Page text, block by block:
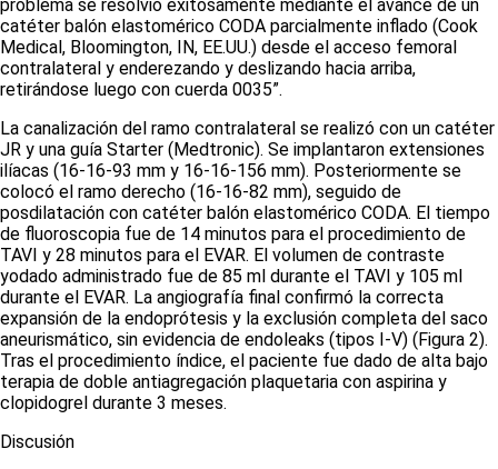
problema se resolvió exitosamente mediante el avance de un
catéter balón elastomérico CODA parcialmente inflado (Cook
Medical, Bloomington, IN, EE.UU.) desde el acceso femoral
contralateral y enderezando y deslizando hacia arriba,
retirándose luego con cuerda 0035”.
La canalización del ramo contralateral se realizó con un catéter
JR y una guía Starter (Medtronic). Se implantaron extensiones
ilíacas (16-16-93 mm y 16-16-156 mm). Posteriormente se
colocó el ramo derecho (16-16-82 mm), seguido de
posdilatación con catéter balón elastomérico CODA. El tiempo
de fluoroscopia fue de 14 minutos para el procedimiento de
TAVI y 28 minutos para el EVAR. El volumen de contraste
yodado administrado fue de 85 ml durante el TAVI y 105 ml
durante el EVAR. La angiografía final confirmó la correcta
expansión de la endoprótesis y la exclusión completa del saco
aneurismático, sin evidencia de endoleaks (tipos I-V) (Figura 2).
Tras el procedimiento índice, el paciente fue dado de alta bajo
terapia de doble antiagregación plaquetaria con aspirina y
clopidogrel durante 3 meses.
Discusión